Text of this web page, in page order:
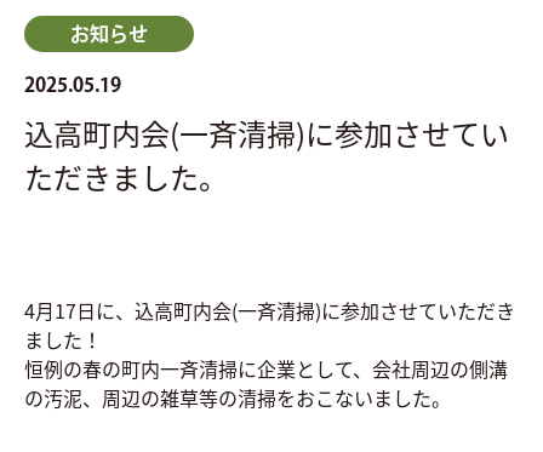
設備・機器
Facility&Machine
SDGs
News
お問い合わせ
2025.05.19
込高町内会(一斉清掃)に参加させてい
ただきました。
お知らせ
4月17日に、込高町内会(一斉清掃)に参加させていただき
ました！
恒例の春の町内一斉清掃に企業として、会社周辺の側溝
の汚泥、周辺の雑草等の清掃をおこないました。